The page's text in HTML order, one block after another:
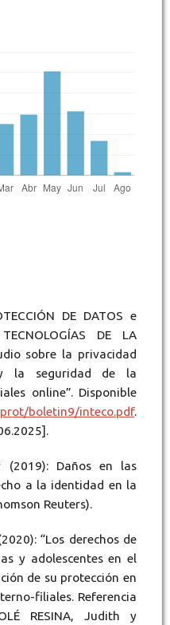
DE DATOS e
DE LA
sobre la privacidad
la seguridad de la
online”. Disponible
boletin9/inteco.pdf.
(2019): Daños en las
a la identidad en la
Reuters).
“Los derechos de
y adolescentes en el
de su protección en
filiales. Referencia
RESINA, Judith y